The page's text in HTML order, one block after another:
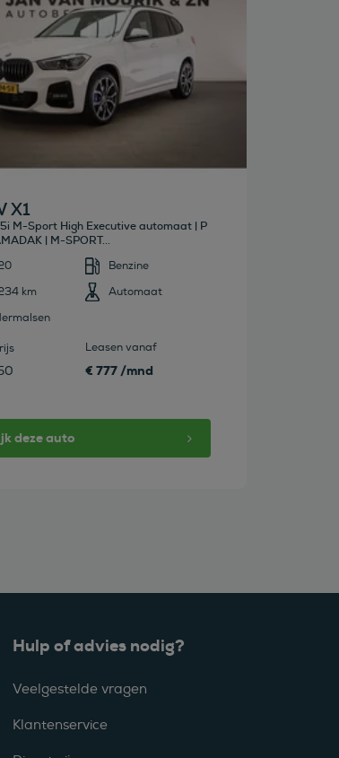
X1
M-Sport High Executive automaat | P
| M-SPORT...
Benzine
km
Automaat
Leasen vanaf
€ 777 /mnd
deze auto
Hulp of advies nodig?
Veelgestelde vragen
Klantenservice